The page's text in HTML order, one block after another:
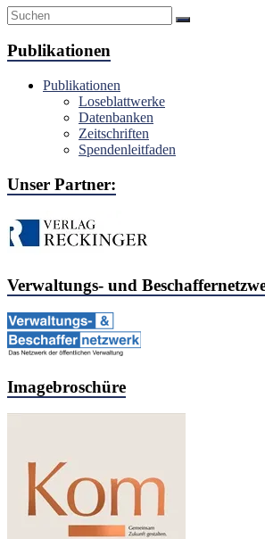
Publikationen
Publikationen
Loseblattwerke
Datenbanken
Zeitschriften
Spendenleitfaden
Unser Partner:
Verwaltungs- und
Imagebroschüre